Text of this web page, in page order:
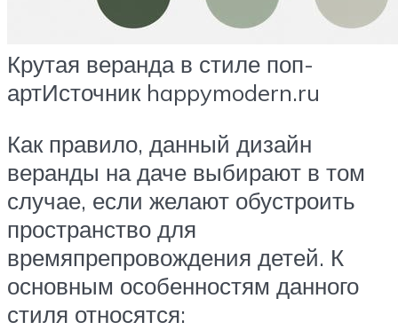
Крутая веранда в стиле поп-
артИсточник happymodern.ru
Как правило, данный дизайн
веранды на даче выбирают в том
случае, если желают обустроить
пространство для
времяпрепровождения детей. К
основным особенностям данного
стиля относятся: